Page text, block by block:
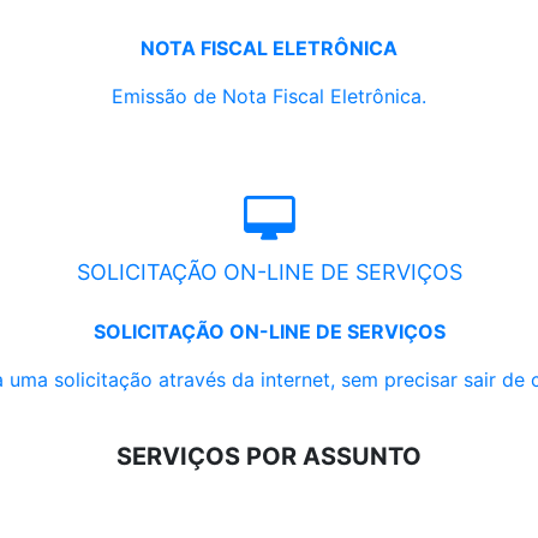
NOTA FISCAL ELETRÔNICA
Emissão de Nota Fiscal Eletrônica.
SOLICITAÇÃO ON-LINE DE SERVIÇOS
SOLICITAÇÃO ON-LINE DE SERVIÇOS
uma solicitação através da internet, sem precisar sair de
SERVIÇOS POR ASSUNTO